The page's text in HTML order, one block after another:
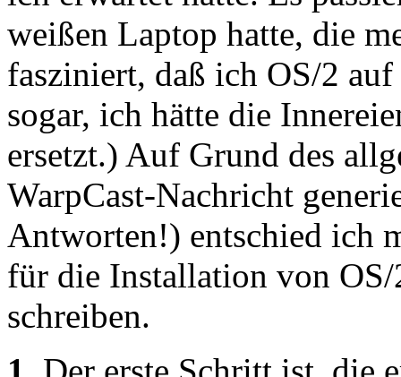
weißen Laptop hatte, die
fasziniert, daß ich OS/2
sogar, ich hätte die
ersetzt.) Auf Grund des
WarpCast-Nachricht
Antworten!) entschied ich
für die Installation von
schreiben.